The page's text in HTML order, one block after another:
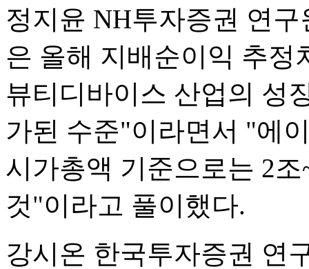
정지윤 NH투자증권 연
은 올해 지배순이익 추정
뷰티디바이스 산업의 성
가된 수준"이라면서 "에
시가총액 기준으로는 2
것"이라고 풀이했다.
강시온 한국투자증권 연